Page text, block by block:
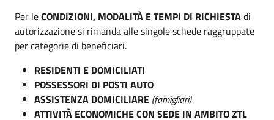
Per leCONDIZIONI, MODALITÀ E TEMPI DI RICHIESTAdi
autorizzazione si rimanda alle singole schede raggruppate
per categorie di beneficiari.
RESIDENTI E DOMICILIATI
POSSESSORI DI POSTI AUTO
ASSISTENZA DOMICILIARE (famigliari)
ATTIVITÀ ECONOMICHE CON SEDE IN AMBITO ZTL